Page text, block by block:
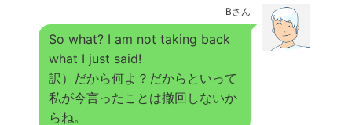
Bさん
So what? I am not taking back
what I just said!
訳）だから何よ？だからといって
私が今言ったことは撤回しないか
らね。